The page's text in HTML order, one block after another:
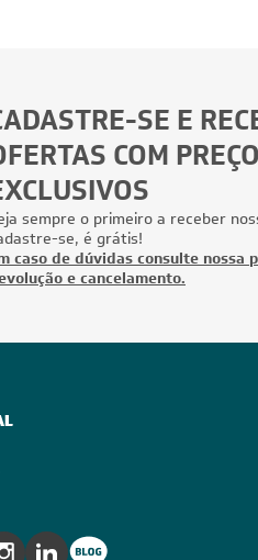
SE E
COM
sempre o primeiro a receber
se, é grátis!
caso de dúvidas consulte nossa
e cancelamento.